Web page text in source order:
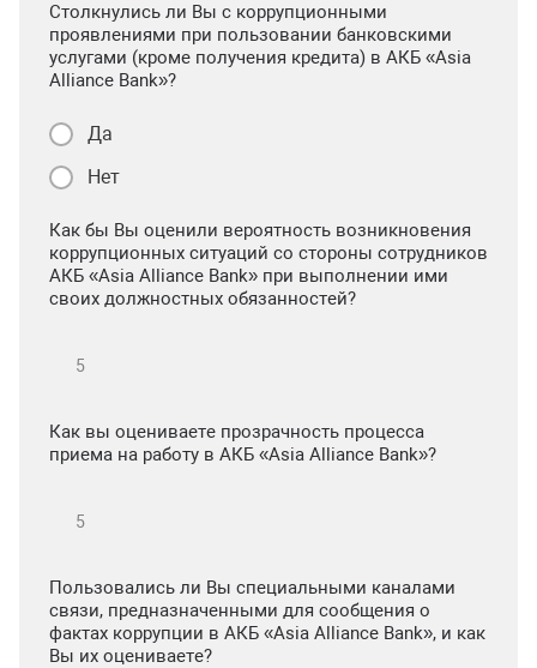
Столкнулись ли Вы с коррупционными
проявлениями при пользовании банковскими
услугами (кроме получения кредита) в АКБ «Asia
Alliance Bank»?
Да
Нет
Как бы Вы оценили вероятность возникновения
коррупционных ситуаций со стороны сотрудников
АКБ «Asia Alliance Bank» при выполнении ими
своих должностных обязанностей?
Как вы оцениваете прозрачность процесса
приема на работу в АКБ «Asia Alliance Bank»?
Пользовались ли Вы специальными каналами
связи, предназначенными для сообщения о
фактах коррупции в АКБ «Asia Alliance Bank», и как
Вы их оцениваете?